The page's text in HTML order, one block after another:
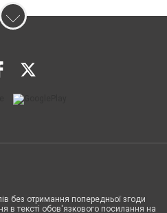
без отримання попередньої згоди
в тексті обов'язкового посилання на